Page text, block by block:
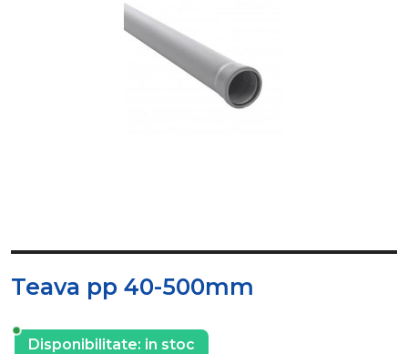
Teava pp 40-500mm
Disponibilitate: in stoc